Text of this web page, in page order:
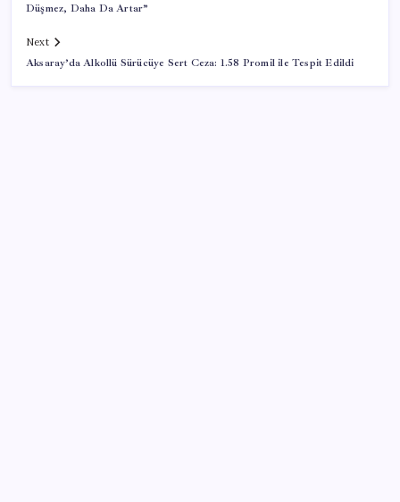
Düşmez, Daha Da Artar”
Next
Aksaray’da Alkollü Sürücüye Sert Ceza: 1.58 Promil ile Tespit Edildi